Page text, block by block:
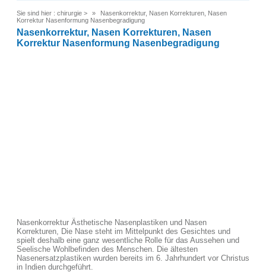
Sie sind hier : chirurgie >
Nasenkorrektur, Nasen Korrekturen, Nasen
Korrektur Nasenformung Nasenbegradigung
Nasenkorrektur, Nasen Korrekturen, Nasen
Korrektur Nasenformung Nasenbegradigung
Nasenkorrektur Ästhetische Nasenplastiken und Nasen
Korrekturen, Die Nase steht im Mittelpunkt des Gesichtes und
spielt deshalb eine ganz wesentliche Rolle für das Aussehen und
Seelische Wohlbefinden des Menschen. Die ältesten
Nasenersatzplastiken wurden bereits im 6. Jahrhundert vor Christus
in Indien durchgeführt.